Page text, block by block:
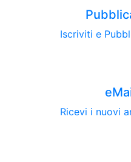
Iscriviti e
Ricevi i nuovi